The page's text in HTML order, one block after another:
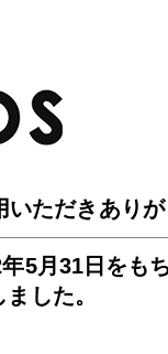
いただきありが
5月31日をも
した。